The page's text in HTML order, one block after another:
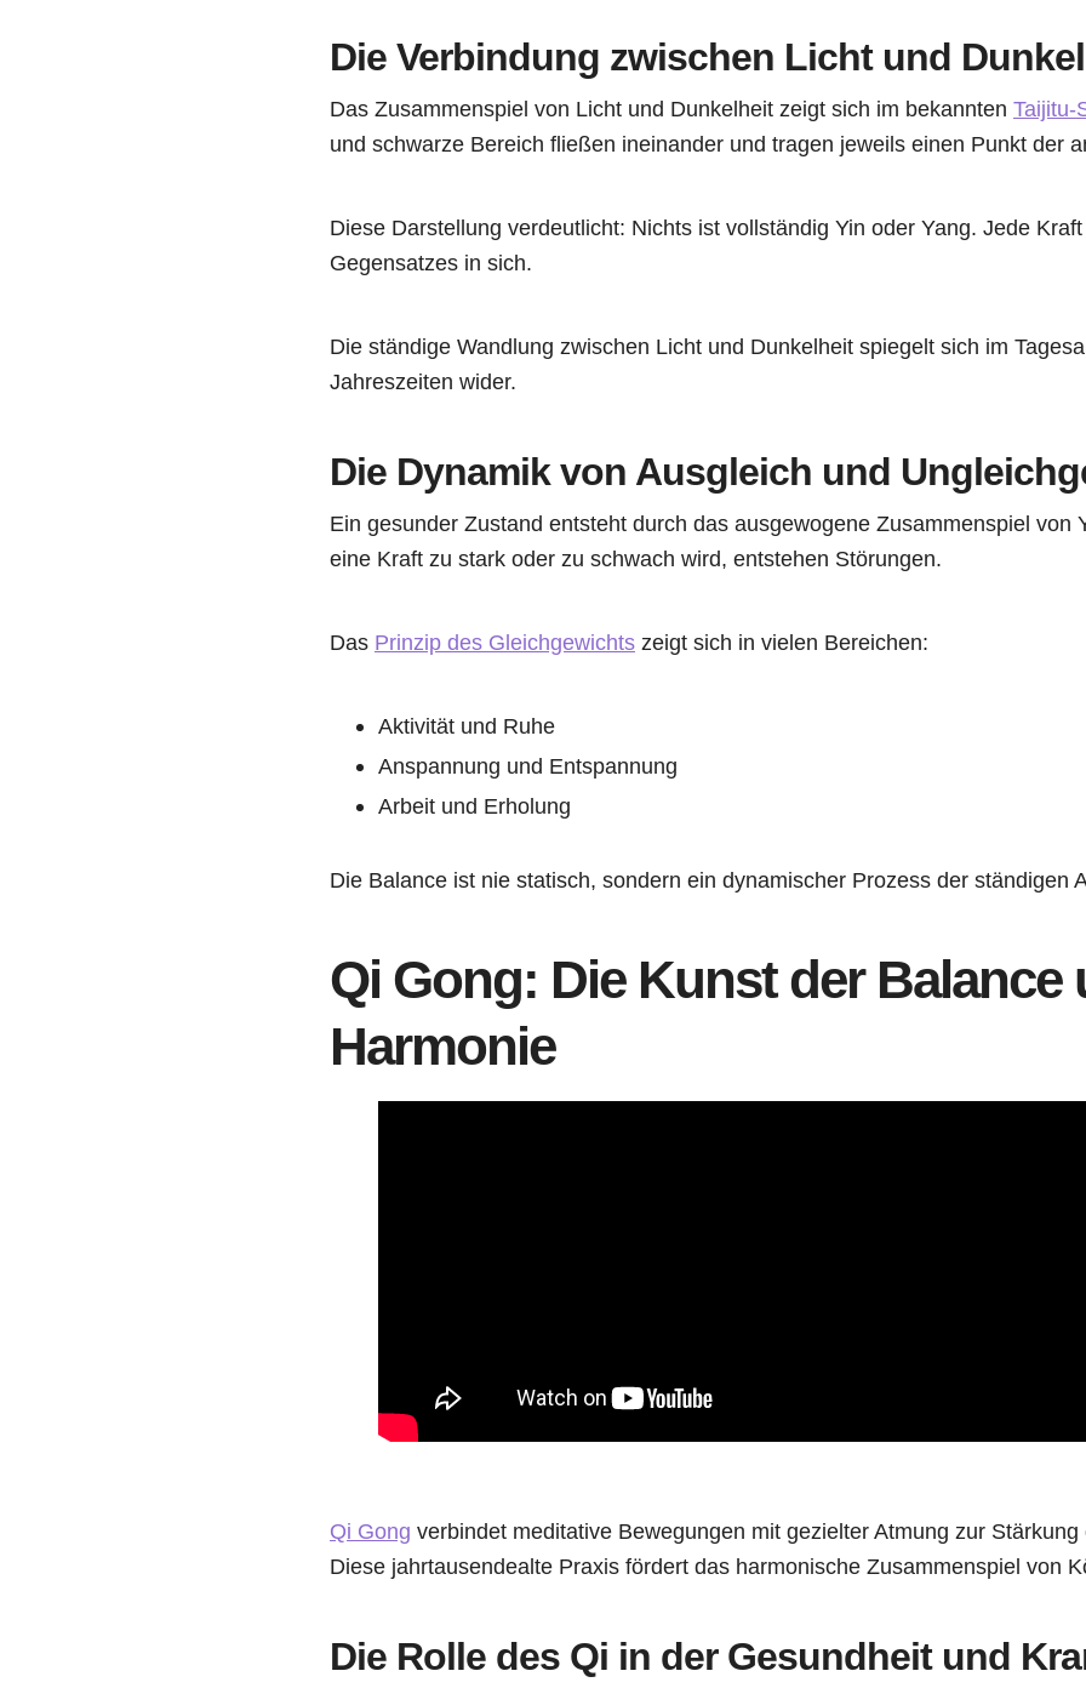
Die Verbindung zwischen Licht und
Das Zusammenspiel von Licht und Dunkelheit zeigt sich im bekannten Taijitu-
und schwarze Bereich fließen ineinander und tragen jeweils einen Punkt der
Diese Darstellung verdeutlicht: Nichts ist vollständig Yin oder Yang. Jede
Gegensatzes in sich.
Die ständige Wandlung zwischen Licht und Dunkelheit spiegelt sich im
Jahreszeiten wider.
Die Dynamik von Ausgleich und
Ein gesunder Zustand entsteht durch das ausgewogene Zusammenspiel von
eine Kraft zu stark oder zu schwach wird, entstehen Störungen.
Das Prinzip des Gleichgewichts zeigt sich in vielen Bereichen:
Aktivität und Ruhe
Anspannung und Entspannung
Arbeit und Erholung
Die Balance ist nie statisch, sondern ein dynamischer Prozess der ständigen
Qi Gong: Die Kunst der Balance
Harmonie
Qi Gong verbindet meditative Bewegungen mit gezielter Atmung zur
Diese jahrtausendealte Praxis fördert das harmonische Zusammenspiel von
Die Rolle des Qi in der Gesundheit und